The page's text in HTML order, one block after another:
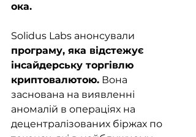
ока.
Solidus Labs анонсували
програму, яка відстежує
інсайдерську торгівлю
криптовалютою. Вона
заснована на виявленні
аномалій в операціях на
децентралізованих біржах по